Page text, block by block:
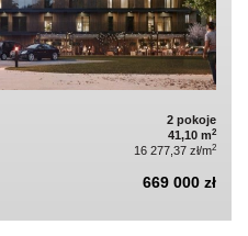
2 pokoje
41,10 m2
16 277,37 zł/m2
669 000 zł